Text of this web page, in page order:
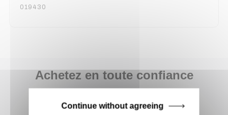
019430
Achetez en toute confiance
Continue without agreeing